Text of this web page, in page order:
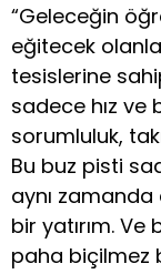
“Geleceğin
eğitecek
tesislerine
sadece hız ve
sorumluluk,
Bu buz pisti
aynı
bir yatırım.
paha biçilmez